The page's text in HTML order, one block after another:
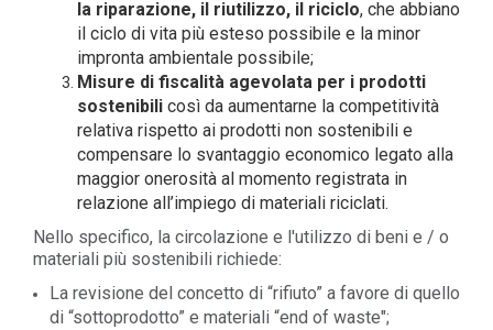
la riparazione, il riutilizzo, il riciclo, che abbiano
il ciclo di vita più esteso possibile e la minor
impronta ambientale possibile;
Misure di fiscalità agevolata per i prodotti
sostenibili così da aumentarne la competitività
relativa rispetto ai prodotti non sostenibili e
compensare lo svantaggio economico legato alla
maggior onerosità al momento registrata in
relazione all’impiego di materiali riciclati.
Nello specifico, la circolazione e l'utilizzo di beni e / o
materiali più sostenibili richiede:
La revisione del concetto di “rifiuto” a favore di quello
di “sottoprodotto” e materiali “end of waste";